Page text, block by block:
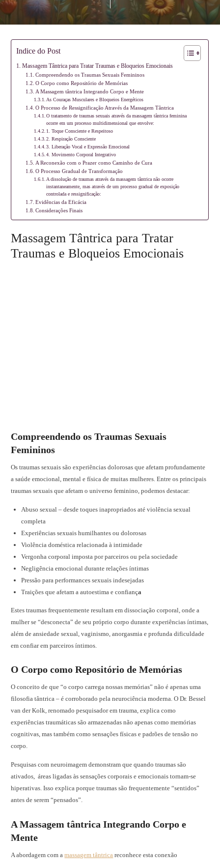
Indice do Post
Massagem Tântrica para Tratar Traumas e Bloqueios Emocionais
Compreendendo os Traumas Sexuais Femininos
O Corpo como Repositório de Memórias
A Massagem tântrica Integrando Corpo e Mente
As Couraças Musculares e Bloqueios Energéticos
O Processo de Ressignificação Através da Massagem Tântrica
O tratamento de traumas sexuais através da massagem tântrica feminina
ocorre em um processo multidimensional que envolve:
1. Toque Consciente e Respeitoso
2. Respiração Consciente
3. Liberação Vocal e Expressão Emocional
4. Movimento Corporal Integrativo
A Reconexão com o Prazer como Caminho de Cura
O Processo Gradual de Transformação
A dissolução de traumas através da massagem tântrica não ocorre
instantaneamente, mas através de um processo gradual de exposição
controlada e ressignificação:
Evidências da Eficácia
Considerações Finais
Massagem Tântrica para Tratar
Traumas e Bloqueios Emocionais
Compreendendo os Traumas Sexuais
Femininos
Os traumas sexuais são experiências dolorosas que afetam profundamente
a saúde emocional, mental e física de muitas mulheres. Entre os principais
traumas sexuais que afetam o universo feminino, podemos destacar:
Abuso sexual – desde toques inapropriados até violência sexual
completa
Experiências sexuais humilhantes ou dolorosas
Violência doméstica relacionada à intimidade
Vergonha corporal imposta por parceiros ou pela sociedade
Negligência emocional durante relações íntimas
Pressão para performances sexuais indesejadas
Traições que afetam a autoestima e confiança
Estes traumas frequentemente resultam em dissociação corporal, onde a
mulher se “desconecta” de seu próprio corpo durante experiências íntimas,
além de ansiedade sexual, vaginismo, anorgasmia e profunda dificuldade
em confiar em parceiros íntimos.
O Corpo como Repositório de Memórias
O conceito de que “o corpo carrega nossas memórias” não é apenas uma
filosofia tântrica – é corroborado pela neurociência moderna. O Dr. Bessel
van der Kolk, renomado pesquisador em trauma, explica como
experiências traumáticas são armazenadas não apenas como memórias
cognitivas, mas também como sensações físicas e padrões de tensão no
corpo.
Pesquisas com neuroimagem demonstram que quando traumas são
ativados, áreas ligadas às sensações corporais e emocionais tornam-se
hiperativas. Isso explica porque traumas são frequentemente “sentidos”
antes de serem “pensados”.
A Massagem tântrica Integrando Corpo e
Mente
A abordagem com amassagem tântrica reconhece esta conexão